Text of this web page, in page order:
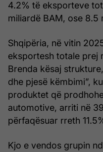
4.2% të eksporteve
miliardë BAM, ose 8.5
Shqipëria, në vitin
eksportesh totale prej
Brenda kësaj
dhe pjesë këmbimi”,
produktet që
automotive, arriti në
përfaqësuar rreth
Kjo e vendos grupin